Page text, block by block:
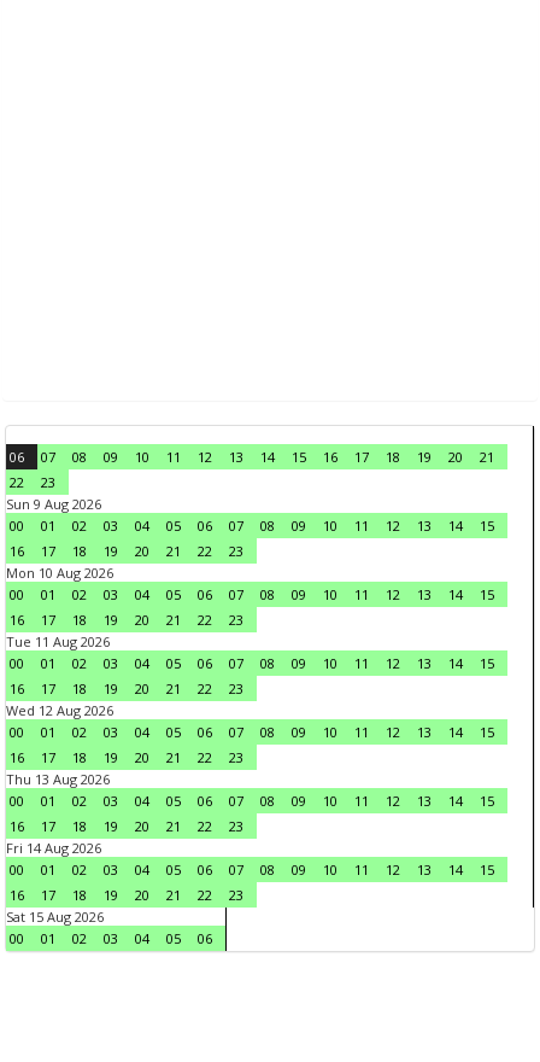
06 07 08 09 10 11 12 13 14 15 16 17 18 19 20
21
22
23
Sun 9 Aug 2026
00
01 02 03 04 05 06 07 08 09 10 11 12 13 14
15
16
17 18 19 20 21 22
23
Mon 10 Aug 2026
00
01 02 03 04 05 06 07 08 09 10 11 12 13 14
15
16
17 18 19 20 21 22
23
Tue 11 Aug 2026
00
01 02 03 04 05 06 07 08 09 10 11 12 13 14
15
16
17 18 19 20 21 22
23
Wed 12 Aug 2026
00
01 02 03 04 05 06 07 08 09 10 11 12 13 14
15
16
17 18 19 20 21 22
23
Thu 13 Aug 2026
00
01 02 03 04 05 06 07 08 09 10 11 12 13 14
15
16
17 18 19 20 21 22
23
Fri 14 Aug 2026
00
01 02 03 04 05 06 07 08 09 10 11 12 13 14
15
16
17 18 19 20 21 22
23
Sat 15 Aug 2026
00
01 02 03 04 05 06